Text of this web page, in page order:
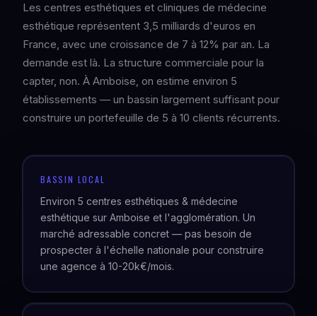
Les centres esthétiques et cliniques de médecine
esthétique représentent 3,5 milliards d'euros en
France, avec une croissance de 7 à 12% par an. La
demande est là. La structure commerciale pour la
capter, non. À Amboise, on estime environ 5
établissements — un bassin largement suffisant pour
construire un portefeuille de 5 à 10 clients récurrents.
BASSIN LOCAL
Environ 5 centres esthétiques & médecine
esthétique sur Amboise et l'agglomération. Un
marché adressable concret — pas besoin de
prospecter à l'échelle nationale pour construire
une agence à 10-20k€/mois.